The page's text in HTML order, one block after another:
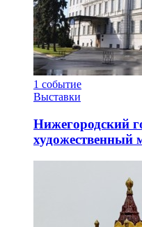
1 событие
Выставки
Нижегородский
художественный